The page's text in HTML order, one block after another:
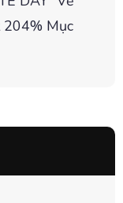
204% Mục